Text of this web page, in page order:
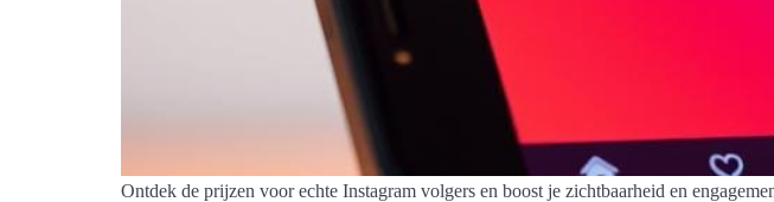
Ontdek de prijzen voor echte Instagram volgers en boost je zichtbaarheid en